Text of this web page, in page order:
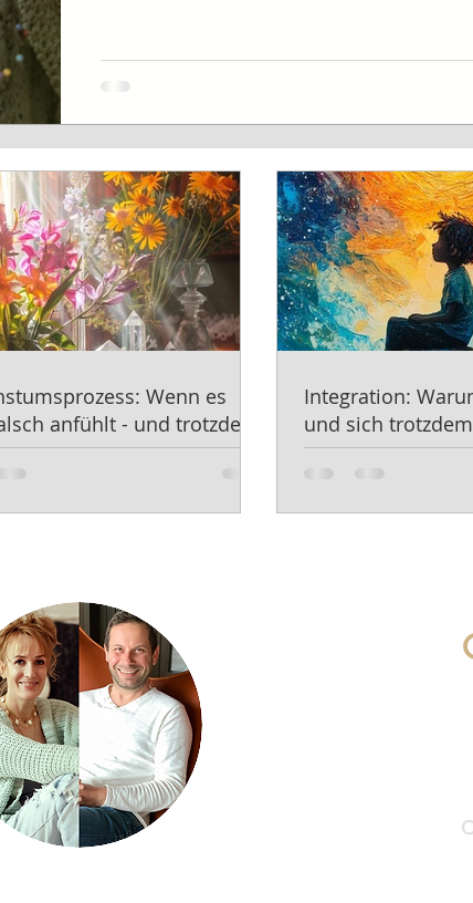
Wenn es
anfühlt - und trotzdem
richtig ist."
Integration:
und sich